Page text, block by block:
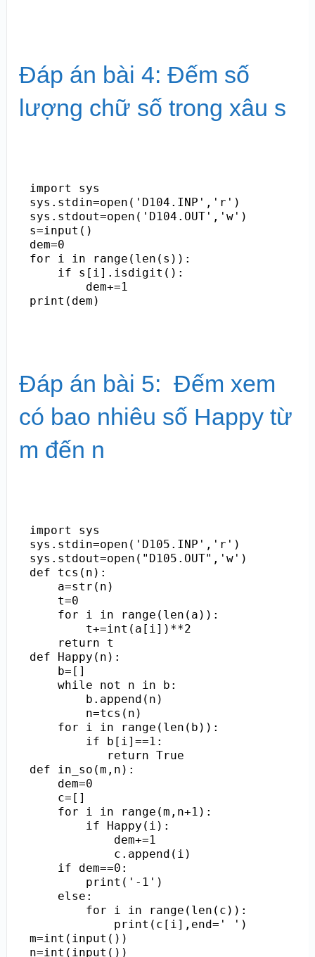
Đáp án bài 4: Đếm số
lượng chữ số trong xâu s
import sys
sys.stdin=open('D104.INP','r')
sys.stdout=open('D104.OUT','w')
s=input()
dem=0
for i in range(len(s)):
    if s[i].isdigit():
        dem+=1
print(dem)
Đáp án bài 5: Đếm xem
có bao nhiêu số Happy từ
m đến n
import sys
sys.stdin=open('D105.INP','r')
sys.stdout=open("D105.OUT",'w')
def tcs(n):
    a=str(n)
    t=0
    for i in range(len(a)):
        t+=int(a[i])**2
    return t
def Happy(n):
    b=[]
    while not n in b:
        b.append(n)
        n=tcs(n)
    for i in range(len(b)):
        if b[i]==1:
           return True
def in_so(m,n):
    dem=0
    c=[]
    for i in range(m,n+1):
        if Happy(i):
            dem+=1
            c.append(i)
    if dem==0:
        print('-1')
    else:
        for i in range(len(c)):
            print(c[i],end=' ')
m=int(input())
n=int(input())